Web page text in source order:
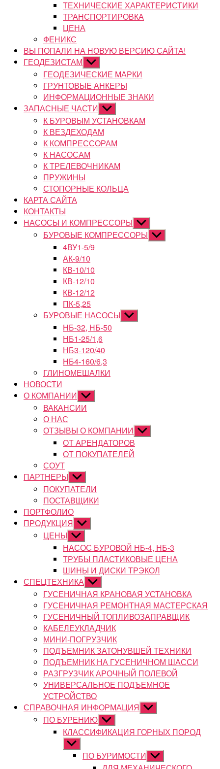
ТЕХНИЧЕСКИЕ ХАРАКТЕРИСТИКИ
ТРАНСПОРТИРОВКА
ЦЕНА
ФЕНИКС
ВЫ ПОПАЛИ НА НОВУЮ ВЕРСИЮ САЙТА!
ГЕОДЕЗИСТАМ Показывать
подменю
ГЕОДЕЗИЧЕСКИЕ МАРКИ
ГРУНТОВЫЕ АНКЕРЫ
ИНФОРМАЦИОННЫЕ ЗНАКИ
ЗАПАСНЫЕ ЧАСТИ Показывать
подменю
К БУРОВЫМ УСТАНОВКАМ
К ВЕЗДЕХОДАМ
К КОМПРЕССОРАМ
К НАСОСАМ
К ТРЕЛЕВОЧНИКАМ
ПРУЖИНЫ
СТОПОРНЫЕ КОЛЬЦА
КАРТА САЙТА
КОНТАКТЫ
НАСОСЫ И КОМПРЕССОРЫ Показывать
подменю
БУРОВЫЕ КОМПРЕССОРЫ Показывать
подменю
4ВУ1-5/9
АК-9/10
КВ-10/10
КВ-12/10
КВ-12/12
ПК-5,25
БУРОВЫЕ НАСОСЫ Показывать
подменю
НБ-32, НБ-50
НБ1-25/1,6
НБ3-120/40
НБ4-160/6,3
ГЛИНОМЕШАЛКИ
НОВОСТИ
О КОМПАНИИ Показывать
подменю
ВАКАНСИИ
О НАС
ОТЗЫВЫ О КОМПАНИИ Показывать
подменю
ОТ АРЕНДАТОРОВ
ОТ ПОКУПАТЕЛЕЙ
СОУТ
ПАРТНЕРЫ Показывать
подменю
ПОКУПАТЕЛИ
ПОСТАВЩИКИ
ПОРТФОЛИО
ПРОДУКЦИЯ Показывать
подменю
ЦЕНЫ Показывать
подменю
НАСОС БУРОВОЙ НБ-4, НБ-3
ТРУБЫ ПЛАСТИКОВЫЕ ЦЕНА
ШИНЫ И ДИСКИ ТРЭКОЛ
СПЕЦТЕХНИКА Показывать
подменю
ГУСЕНИЧНАЯ КРАНОВАЯ УСТАНОВКА
ГУСЕНИЧНАЯ РЕМОНТНАЯ МАСТЕРСКАЯ
ГУСЕНИЧНЫЙ ТОПЛИВОЗАПРАВЩИК
КАБЕЛЕУКЛАДЧИК
МИНИ-ПОГРУЗЧИК
ПОДЪЕМНИК ЗАТОНУВШЕЙ ТЕХНИКИ
ПОДЪЕМНИК НА ГУСЕНИЧНОМ ШАССИ
РАЗГРУЗЧИК АРОЧНЫЙ ПОЛЕВОЙ
УНИВЕРСАЛЬНОЕ ПОДЪЕМНОЕ
УСТРОЙСТВО
СПРАВОЧНАЯ ИНФОРМАЦИЯ Показывать
подменю
ПО БУРЕНИЮ Показывать
подменю
КЛАССИФИКАЦИЯ ГОРНЫХ ПОРОД
Показывать
подменюПО БУРИМОСТИ Показывать
подменю